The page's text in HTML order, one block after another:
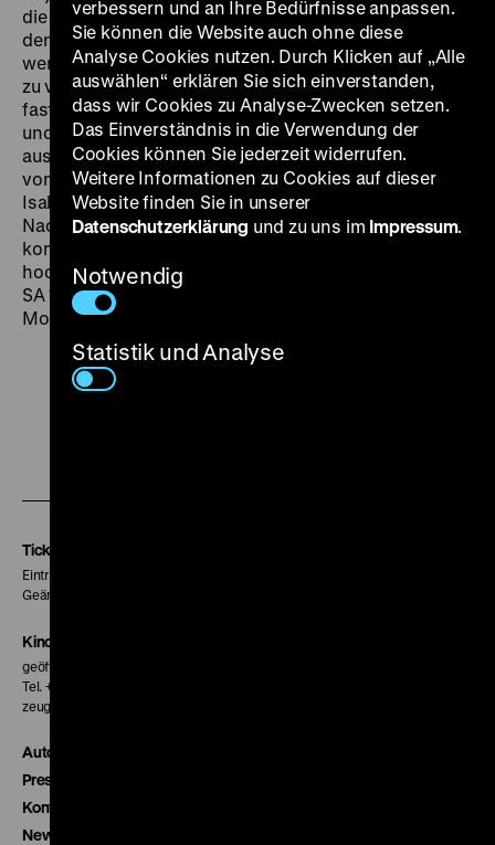
die Gewaltszenen gemeinhin auf uns ausüben. Unter
den zahllosen „Making-of“-Filmen gelingt es nur
wenigen wie diesem, einen echten Erkenntnisgewinn
zu vermitteln. Yves Montmayeur hat den Regisseur bei
fast allen seinen Filmen hinter die Kulissen begleitet
und ermöglicht uns nun, die Proben und Dreharbeiten
aus nächster Nähe zu verfolgen. Lebhafte Anekdoten
von Schauspielern wie Jean-Louis Trintignant und
Isabelle Huppert komplettieren das Porträt Hanekes.
Nach und nach entsteht das Bild von einem
komplizierten, leidenschaftlichen und
hochprofessionellen Künstler. SO 14.09. um 19 Uhr +
SA 11.10. um 19 Uhr · Zu Gast am 14.09.: Yves
Montmayeur im Gespräch mit Barbara Wurm
Tickets
Eintritt 5 €
Geänderte Preise sind im Programm vermerkt.
Kinokasse
geöffnet 30 Minuten vor Beginn der ersten Vorstellung
Tel. + 49 30 20304-770
zeughauskino@dhm.de
Autor*innen
Presse
Kontakt
Newsletter
verbessern und an Ihre Bedürfnisse anpassen.
Sie können die Website auch ohne diese
Analyse Cookies nutzen. Durch Klicken auf „Alle
auswählen“ erklären Sie sich einverstanden,
dass wir Cookies zu Analyse-Zwecken setzen.
Das Einverständnis in die Verwendung der
Cookies können Sie jederzeit widerrufen.
Weitere Informationen zu Cookies auf dieser
Website finden Sie in unserer
Datenschutzerklärung und zu uns im Impressum.
Notwendig
Statistik und Analyse